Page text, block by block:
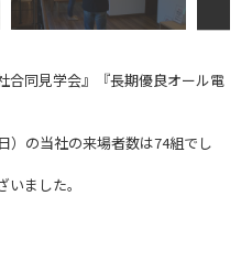
合同見学会』『長期優良オール電
）の当社の来場者数は74組でし
ました。